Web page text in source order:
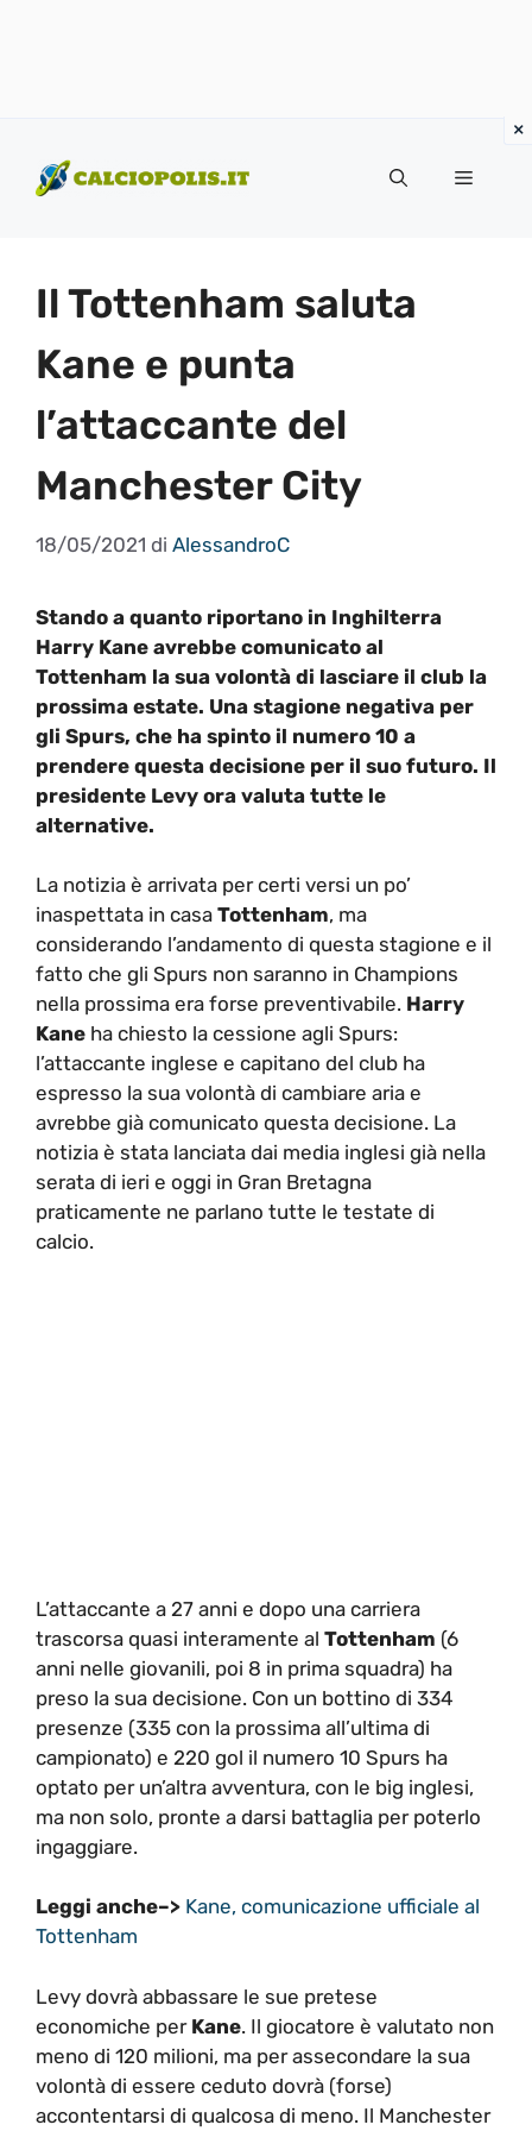
contenuto
Menu
Il Tottenham saluta
Kane e punta
l’attaccante del
Manchester City
18/05/2021 di AlessandroC
Stando a quanto riportano in Inghilterra
Harry Kane avrebbe comunicato al
Tottenham la sua volontà di lasciare il club la
prossima estate. Una stagione negativa per
gli Spurs, che ha spinto il numero 10 a
prendere questa decisione per il suo futuro. Il
presidente Levy ora valuta tutte le
alternative.
La notizia è arrivata per certi versi un po’
inaspettata in casa Tottenham, ma
considerando l’andamento di questa stagione e il
fatto che gli Spurs non saranno in Champions
nella prossima era forse preventivabile. Harry
Kane ha chiesto la cessione agli Spurs:
l’attaccante inglese e capitano del club ha
espresso la sua volontà di cambiare aria e
avrebbe già comunicato questa decisione. La
notizia è stata lanciata dai media inglesi già nella
serata di ieri e oggi in Gran Bretagna
praticamente ne parlano tutte le testate di
calcio.
L’attaccante a 27 anni e dopo una carriera
trascorsa quasi interamente al Tottenham (6
anni nelle giovanili, poi 8 in prima squadra) ha
preso la sua decisione. Con un bottino di 334
presenze (335 con la prossima all’ultima di
campionato) e 220 gol il numero 10 Spurs ha
optato per un’altra avventura, con le big inglesi,
ma non solo, pronte a darsi battaglia per poterlo
ingaggiare.
Leggi anche–> Kane, comunicazione ufficiale al
Tottenham
Levy dovrà abbassare le sue pretese
economiche per Kane. Il giocatore è valutato non
meno di 120 milioni, ma per assecondare la sua
volontà di essere ceduto dovrà (forse)
accontentarsi di qualcosa di meno. Il Manchester